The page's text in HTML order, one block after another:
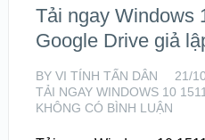
Tải ngay Windows
Google Drive giả
BY VI TÍNH TẤN DÂN
21/
TẢI NGAY WINDOWS 10
KHÔNG CÓ BÌNH LUẬN